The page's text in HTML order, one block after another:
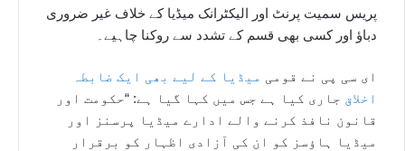
پریس سمیت پرنٹ اور الیکٹرانک میڈیا کے خلاف غیر ضروری
دباؤ اور کسی بھی قسم کے تشدد سے روکنا چاہیے۔
ای سی پی نے قومی میڈیا کے لیے بھی ایک ضابطہ
اخلاق جاری کیا ہے جس میں کہا گیا ہے: “حکومت اور
قانون نافذ کرنے والے ادارے میڈیا پرسنز اور
میڈیا ہاؤسز کو ان کی آزادی اظہار کو برقرار